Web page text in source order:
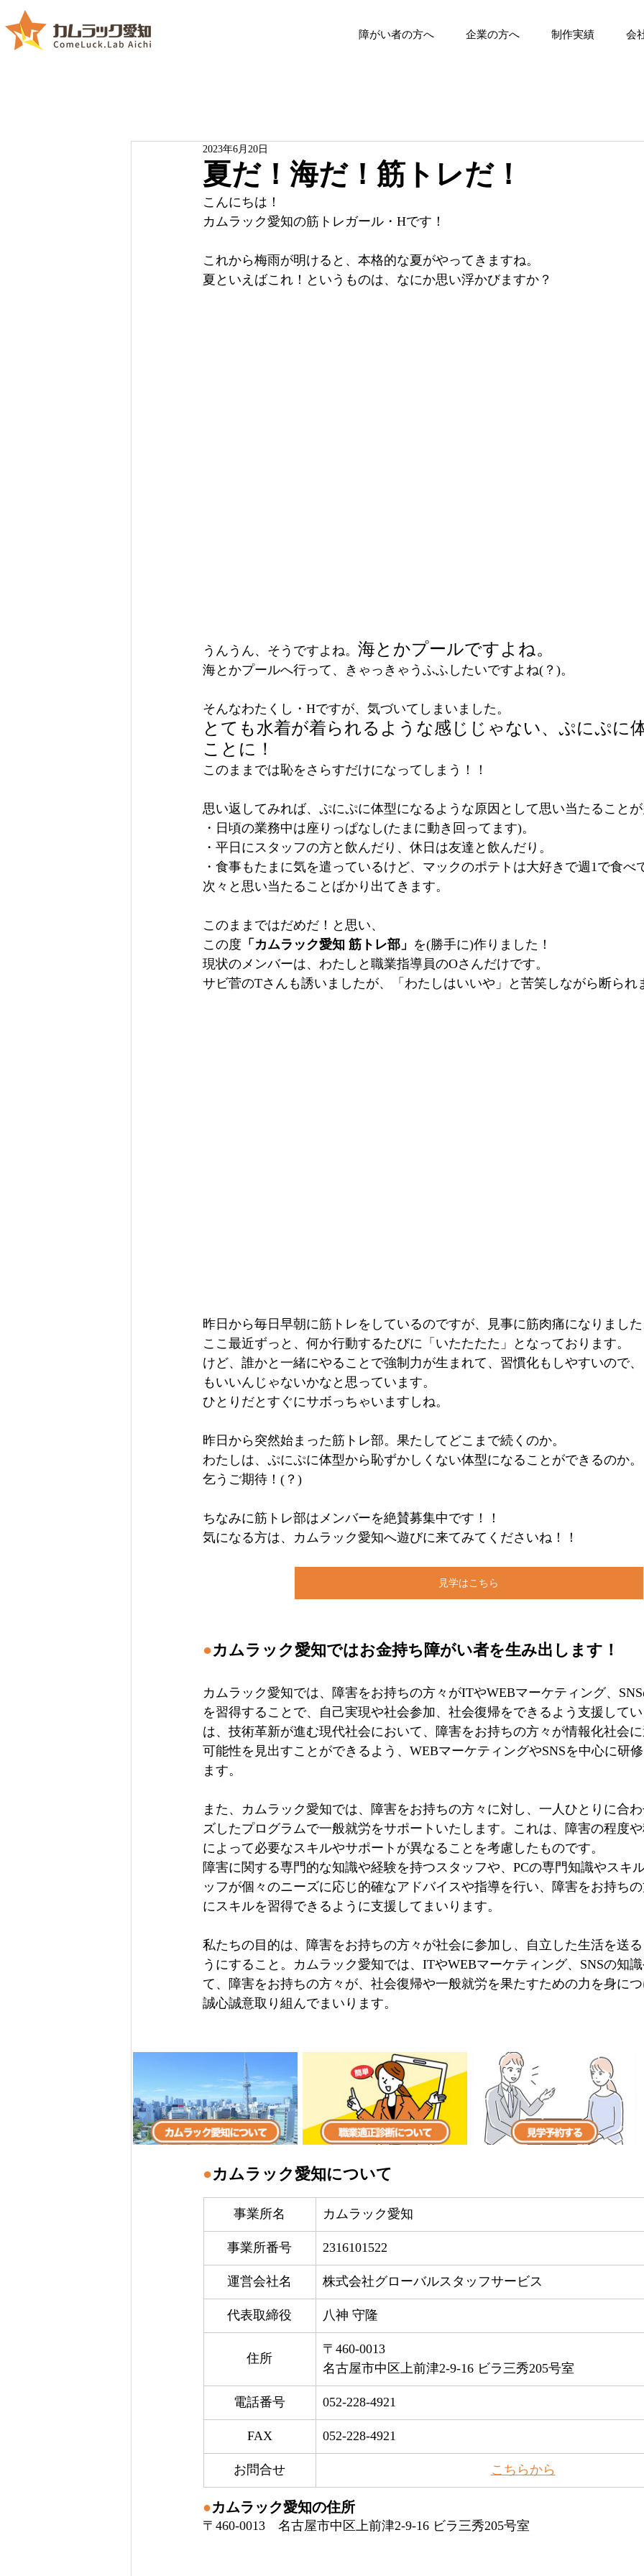
障がい者の方へ 企業の方へ 制作実績 会
夏だ！海だ！筋トレだ！
2023年6月20日
こんにちは！
カムラック愛知の筋トレガール・Hです！
これから梅雨が明けると、本格的な夏がやってきますね。
夏といえばこれ！というものは、なにか思い浮かびますか？
うんうん、そうですよね。 海とかプールですよね。
海とかプールへ行って、きゃっきゃうふふしたいですよね(？)。
そんなわたくし・Hですが、気づいてしまいました。
とても水着が着られるような感じじゃない、ぷにぷに
ことに！
このままでは恥をさらすだけになってしまう！！
思い返してみれば、ぷにぷに体型になるような原因として思い当たること
・日頃の業務中は座りっぱなし(たまに動き回ってます)。
・平日にスタッフの方と飲んだり、休日は友達と飲んだり。
・食事もたまに気を遣っているけど、マックのポテトは大好きで週1で食べ
次々と思い当たることばかり出てきます。
このままではだめだ！と思い、
この度 「カムラック愛知 筋トレ部」 を(勝手に)作りました！
現状のメンバーは、わたしと職業指導員のOさんだけです。
サビ菅のTさんも誘いましたが、「わたしはいいや」と苦笑しながら断られ
昨日から毎日早朝に筋トレをしているのですが、見事に筋肉痛になりまし
ここ最近ずっと、何か行動するたびに「いたたたた」となっております。
けど、誰かと一緒にやることで強制力が生まれて、習慣化もしやすいので
もいいんじゃないかなと思っています。
ひとりだとすぐにサボっちゃいますしね。
昨日から突然始まった筋トレ部。果たしてどこまで続くのか。
わたしは、ぷにぷに体型から恥ずかしくない体型になることができるのか。
乞うご期待！(？)
ちなみに筋トレ部はメンバーを絶賛募集中です！！
気になる方は、カムラック愛知へ遊びに来てみてくださいね！！
見学はこちら
●カムラック愛知ではお金持ち障がい者を生み出します！
カムラック愛知では、障害をお持ちの方々がITやWEBマーケティング、
を習得することで、自己実現や社会参加、社会復帰をできるよう支援して
は、技術革新が進む現代社会において、障害をお持ちの方々が情報化社会
可能性を見出すことができるよう、WEBマーケティングやSNSを中心に研
ます。
また、カムラック愛知では、障害をお持ちの方々に対し、一人ひとりに合
ズしたプログラムで一般就労をサポートいたします。これは、障害の程度
によって必要なスキルやサポートが異なることを考慮したものです。
障害に関する専門的な知識や経験を持つスタッフや、PCの専門知識やスキ
ッフが個々のニーズに応じ的確なアドバイスや指導を行い、障害をお持ち
にスキルを習得できるように支援してまいります。
私たちの目的は、障害をお持ちの方々が社会に参加し、自立した生活を送
うにすること。カムラック愛知では、ITやWEBマーケティング、SNSの知
て、障害をお持ちの方々が、社会復帰や一般就労を果たすための力を身に
誠心誠意取り組んでまいります。
●カムラック愛知について
事業所名 カムラック愛知
事業所番号 2316101522
運営会社名 株式会社グローバルスタッフサービス
代表取締役 八神 守隆
住所
〒460-0013
名古屋市中区上前津2-9-16 ビラ三秀205号室
電話番号 052-228-4921
FAX 052-228-4921
お問合せ ​こちらから
●カムラック愛知の住所
〒460-0013　名古屋市中区上前津2-9-16 ビラ三秀205号室